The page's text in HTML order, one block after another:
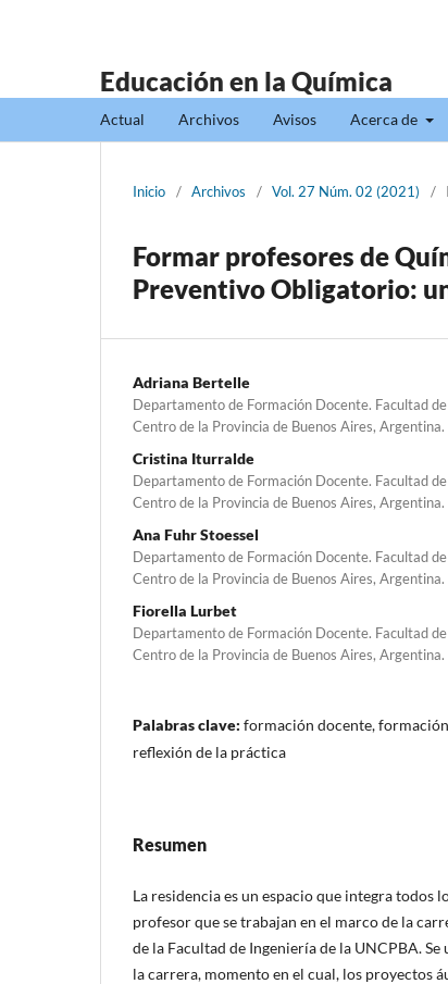
Educación en la Química
Actual Archivos Avisos Acerca de
Inicio / Archivos / Vol. 27 Núm. 02 (2021) /
Formar profesores de
Preventivo Obligatorio:
Adriana Bertelle
Departamento de Formación Docente. Facultad
Centro de la Provincia de Buenos Aires, Argentina.
Cristina Iturralde
Departamento de Formación Docente. Facultad
Centro de la Provincia de Buenos Aires, Argentina.
Ana Fuhr Stoessel
Departamento de Formación Docente. Facultad
Centro de la Provincia de Buenos Aires, Argentina.
Fiorella Lurbet
Departamento de Formación Docente. Facultad
Centro de la Provincia de Buenos Aires, Argentina.
Palabras clave: formación docente,
reflexión de la práctica
Resumen
La residencia es un espacio que integra todos
profesor que se trabajan en el marco de la
de la Facultad de Ingeniería de la UNCPBA.
la carrera, momento en el cual, los proyectos